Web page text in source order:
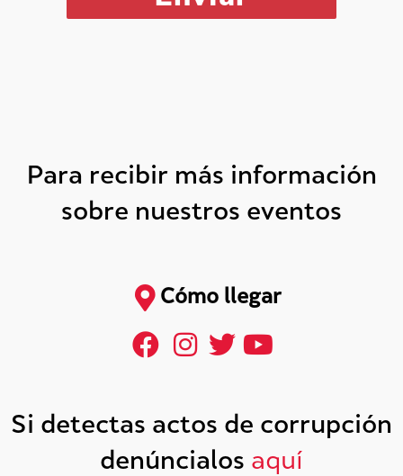
Para recibir más información
sobre nuestros eventos
Cómo llegar
Si detectas actos de corrupción
denúncialos aquí